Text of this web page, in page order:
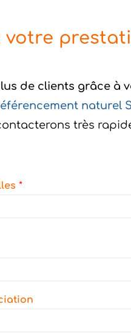
votre
de clients grâce à
naturel
très
*